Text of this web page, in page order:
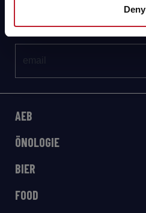
Deny
AEB
ÖNOLOGIE
BIER
FOOD